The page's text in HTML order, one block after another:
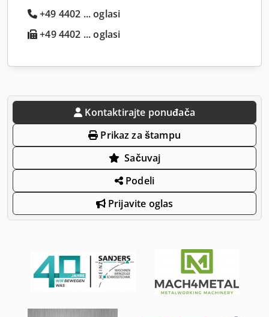
+49 4402 ... oglasi
+49 4402 ... oglasi
Kontaktirajte ponuđača
Prikaz za štampu
Sačuvaj
Podeli
Prijavite oglas